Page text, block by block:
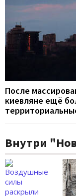
После
киевляне ещё
Внутри